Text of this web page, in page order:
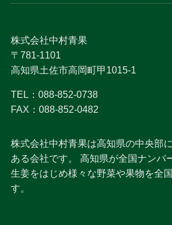
株式会社中村青果
〒781-1101
高知県土佐市高岡町甲1015-1
TEL：088-852-0738
FAX：088-852-0482
株式会社中村青果は高知県の中央部
ある会社です。 高知県が全国ナンバ
生姜をはじめ様々な野菜や果物を全
す。